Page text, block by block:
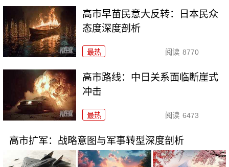
高市早苗民意大反转：日本民众
态度深度剖析
最热 阅读 8770
高市路线：中日关系面临断崖式
冲击
最热 阅读 6473
高市扩军：战略意图与军事转型深度剖析